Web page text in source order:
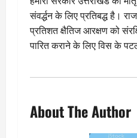
संवर्द्धन के लिए प्रतिबद्ध है।
प्रतिशत क्षैतिज आरक्षण को
पारित कराने के लिए विस के
About The Author